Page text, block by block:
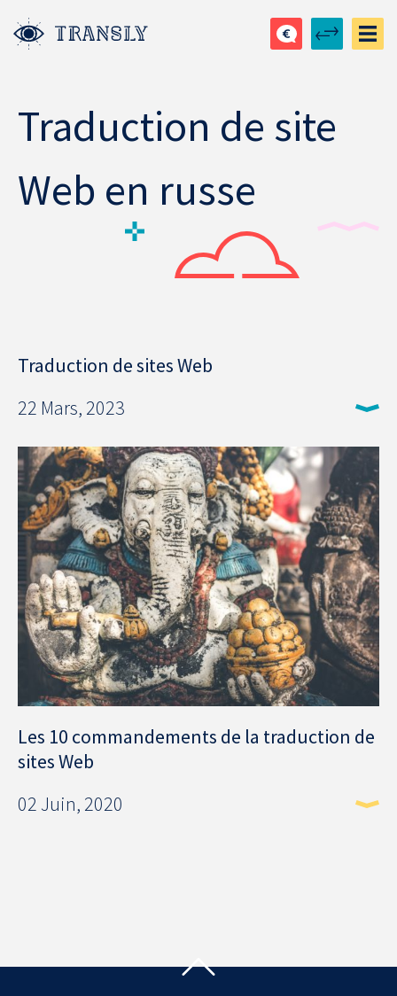
Traduction de site
Web en russe
Traduction de sites Web
22 Mars, 2023
Les 10 commandements de la traduction de
sites Web
02 Juin, 2020